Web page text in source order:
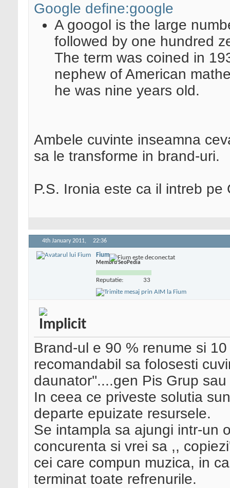
Google define:google
A googol is the large
followed by one hundred
The term was coined in
nephew of American
he was nine years old.
Ambele cuvinte inseamna
sa le transforme in brand-uri.
P.S. Ironia este ca il intreb
4th January 2011, 22:36
Fium
Membru SeoPedia
Reputatie: 33
Brand-ul e 90 % renume si
recomandabil sa folosesti
daunator''....gen Pis Grup
In ceea ce priveste solutia
departe epuizate resursele.
Se intampla sa ajungi intr-un
concurenta si vrei sa ,,
cei care compun muzica, in
terminat toate refrenurile.